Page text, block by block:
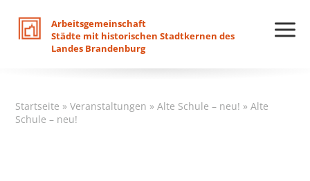
Arbeitsgemeinschaft
Städte mit historischen Stadtkernen des
Landes Brandenburg
Startseite »Veranstaltungen »Alte Schule – neu! »Alte
Schule – neu!